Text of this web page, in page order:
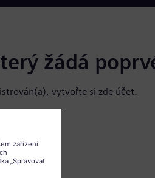
žádá
vytvořte si zde účet.